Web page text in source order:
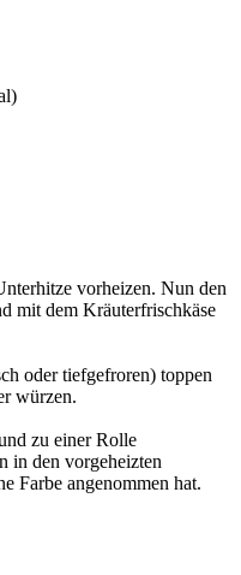
vorheizen. Nun den
mit dem Kräuterfrischkäse
oder tiefgefroren) toppen
würzen.
zu einer Rolle
in den vorgeheizten
Farbe angenommen hat.